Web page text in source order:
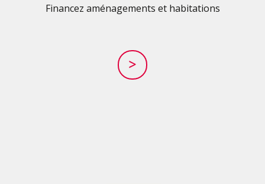
Financez aménagements et habitations
>